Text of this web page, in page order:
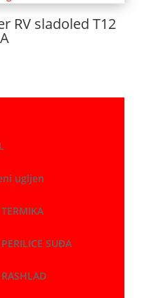
RV sladoled T12
ugljen
SUĐA